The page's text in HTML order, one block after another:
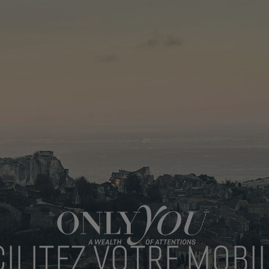
VOTRE